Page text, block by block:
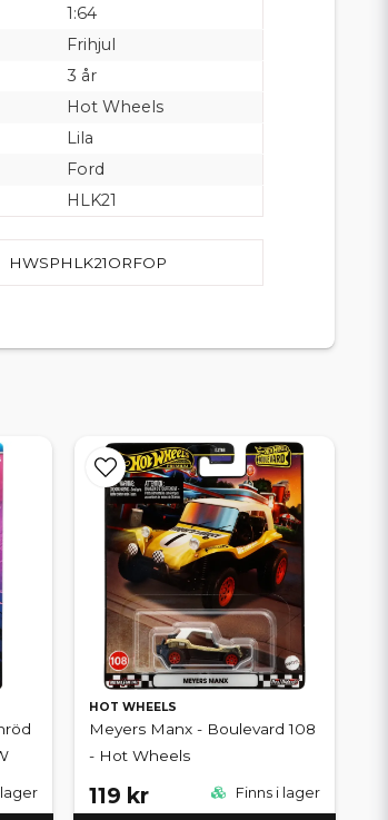
1:64
Frihjul
3 år
Hot Wheels
Lila
Ford
HLK21
HWSPHLK21ORFOP
lager
HOT WHEELS
Meyers Manx - Boulevard 108
- Hot Wheels
119 kr Finns i lager